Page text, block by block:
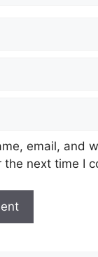
email, and
the next time I